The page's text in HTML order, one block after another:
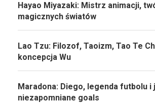
Hayao Miyazaki: Mistrz animacji,
magicznych światów
Lao Tzu: Filozof, Taoizm, Tao Te
koncepcja Wu
Maradona: Diego, legenda futbolu i
niezapomniane goals